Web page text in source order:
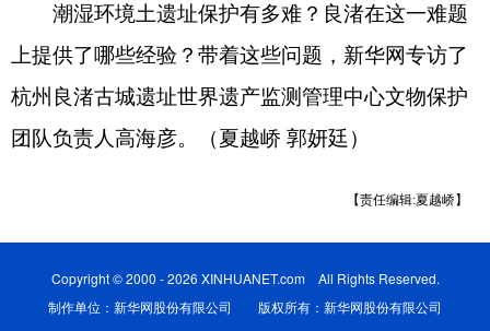
潮湿环境土遗址保护有多难？良渚在这一难题
上提供了哪些经验？带着这些问题，新华网专访了
杭州良渚古城遗址世界遗产监测管理中心文物保护
团队负责人高海彦。（夏越峤 郭妍廷）
【责任编辑:夏越峤】
Copyright © 2000 - 2026 XINHUANET.com All Rights Reserved.
制作单位：新华网股份有限公司 版权所有：新华网股份有限公司